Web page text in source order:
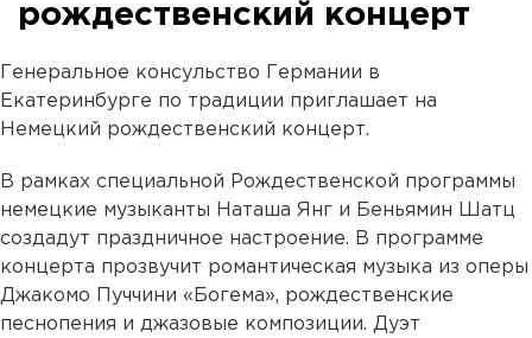
рождественский концерт
Генеральное консульство Германии в
Екатеринбурге по традиции приглашает на
Немецкий рождественский концерт.
В рамках специальной Рождественской программы
немецкие музыканты Наташа Янг и Беньямин Шатц
создадут праздничное настроение. В программе
концерта прозвучит романтическая музыка из оперы
Джакомо Пуччини «Богема», рождественские
песнопения и джазовые композиции. Дуэт